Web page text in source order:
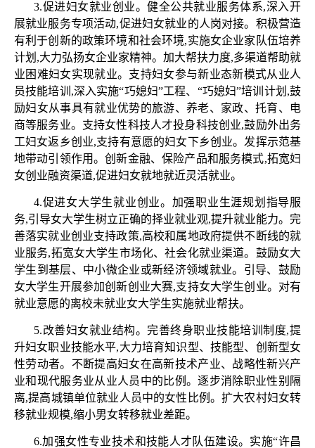
3.促进妇女就业创业。健全公共就业服务体系,深入开
展就业服务专项活动,促进妇女就业的人岗对接。积极营造
有利于创新的政策环境和社会环境,实施女企业家队伍培养
计划,大力弘扬女企业家精神。加大帮扶力度,多渠道帮助就
业困难妇女实现就业。支持妇女参与新业态新模式从业人
员技能培训,深入实施“巧媳妇”工程、“巧媳妇”培训计划,鼓
励妇女从事具有就业优势的旅游、养老、家政、托育、电
商等服务业。支持女性科技人才投身科技创业,鼓励外出务
工妇女返乡创业,支持有意愿的妇女下乡创业。发挥示范基
地带动引领作用。创新金融、保险产品和服务模式,拓宽妇
女创业融资渠道,促进妇女就地就近灵活就业。
4.促进女大学生就业创业。加强职业生涯规划指导服
务,引导女大学生树立正确的择业就业观,提升就业能力。完
善落实就业创业支持政策,高校和属地政府提供不断线的就
业服务,拓宽女大学生市场化、社会化就业渠道。鼓励女大
学生到基层、中小微企业或新经济领域就业。引导、鼓励
女大学生开展参加创新创业大赛,支持女大学生创业。对有
就业意愿的离校未就业女大学生实施就业帮扶。
5.改善妇女就业结构。完善终身职业技能培训制度,提
升妇女职业技能水平,大力培育知识型、技能型、创新型女
性劳动者。不断提高妇女在高新技术产业、战略性新兴产
业和现代服务业从业人员中的比例。逐步消除职业性别隔
离,提高城镇单位就业人员中的女性比例。扩大农村妇女转
移就业规模,缩小男女转移就业差距。
6.加强女性专业技术和技能人才队伍建设。实施“许昌